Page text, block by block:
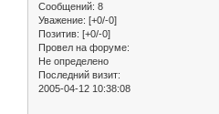
Сообщений: 8
Уважение: [+0/-0]
Позитив: [+0/-0]
Провел на форуме:
Не определено
Последний визит:
2005-04-12 10:38:08